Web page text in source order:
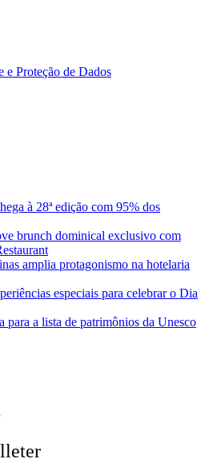
e Proteção de Dados
à 28ª edição com 95% dos
brunch dominical exclusivo com
amplia protagonismo na hotelaria
especiais para celebrar o Dia
para a lista de patrimônios da Unesco